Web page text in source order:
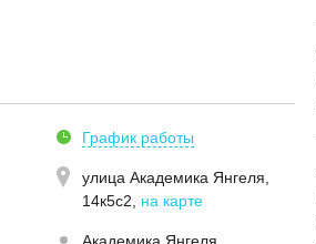
График работы
улица Академика Янгеля,
14к5с2
на карте